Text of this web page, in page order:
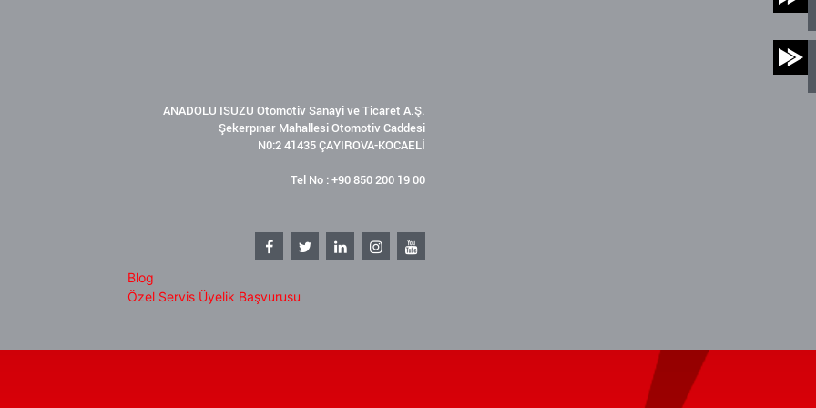
ANADOLU ISUZU Otomotiv Sanayi ve Ticaret A.Ş.
Şekerpınar Mahallesi Otomotiv Caddesi
N0:2 41435 ÇAYIROVA-KOCAELİ
Tel No : +90 850 200 19 00
Blog
Özel Servis Üyelik Başvurusu